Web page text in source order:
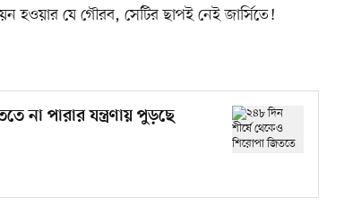
হওয়ার যে গৌরব, সেটির ছাপই নেই জার্সিতে!
না পারার যন্ত্রণায় পুড়ছে